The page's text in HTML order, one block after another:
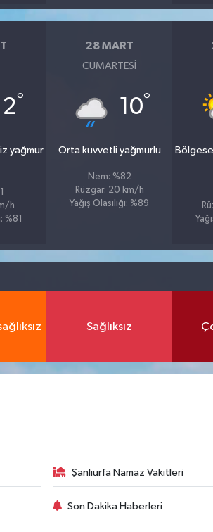
°
yağmur
h
%81
28 MART
CUMARTESI
10°
Orta kuvvetli yağmurlu
Nem: %82
Rüzgar: 20 km/h
Yağış Olasılığı: %89
Sağlıksız
Şanlıurfa Namaz Vakitleri
Son Dakika Haberleri